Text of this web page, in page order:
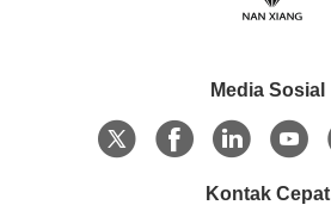
Media Sosial
Kontak Cepat